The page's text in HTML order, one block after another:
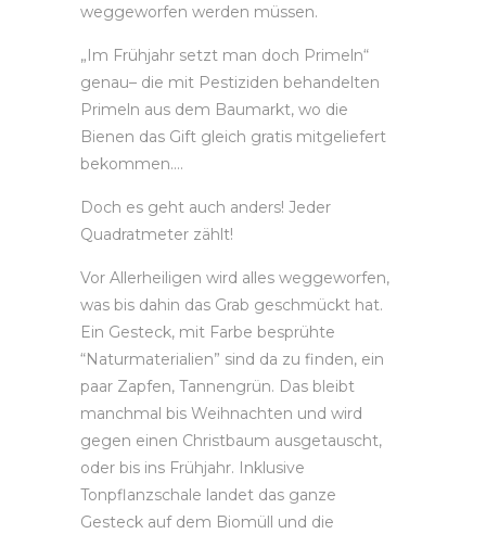
weggeworfen werden müssen.
„Im Frühjahr setzt man doch Primeln“
genau– die mit Pestiziden behandelten
Primeln aus dem Baumarkt, wo die
Bienen das Gift gleich gratis mitgeliefert
bekommen….
Doch es geht auch anders! Jeder
Quadratmeter zählt!
Vor Allerheiligen wird alles weggeworfen,
was bis dahin das Grab geschmückt hat.
Ein Gesteck, mit Farbe besprühte
“Naturmaterialien” sind da zu finden, ein
paar Zapfen, Tannengrün. Das bleibt
manchmal bis Weihnachten und wird
gegen einen Christbaum ausgetauscht,
oder bis ins Frühjahr. Inklusive
Tonpflanzschale landet das ganze
Gesteck auf dem Biomüll und die